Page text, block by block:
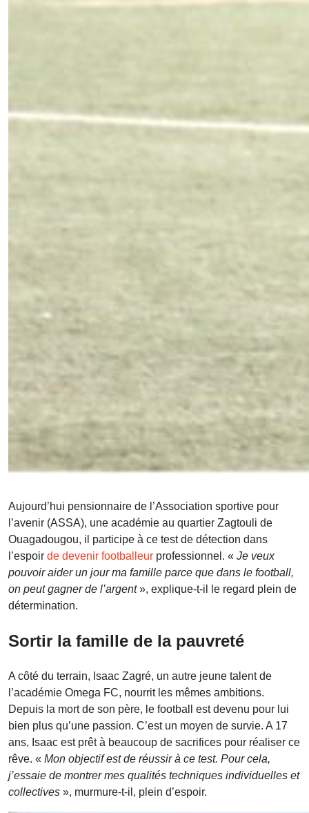
Aujourd’hui pensionnaire de l’Association sportive pour
l’avenir (ASSA), une académie au quartier Zagtouli de
Ouagadougou, il participe à ce test de détection dans
l’espoir de devenir footballeur professionnel. « Je veux
pouvoir aider un jour ma famille parce que dans le football,
on peut gagner de l’argent», explique-t-il le regard plein de
détermination.
Sortir la famille de la pauvreté
A côté du terrain, Isaac Zagré, un autre jeune talent de
l’académie Omega FC, nourrit les mêmes ambitions.
Depuis la mort de son père, le football est devenu pour lui
bien plus qu’une passion. C’est un moyen de survie. A 17
ans, Isaac est prêt à beaucoup de sacrifices pour réaliser ce
rêve. « Mon objectif est de réussir à ce test. Pour cela,
j’essaie de montrer mes qualités techniques individuelles et
collectives », murmure-t-il, plein d’espoir.